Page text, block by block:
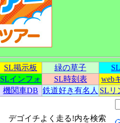
SL掲示板 緑の草子
SLインフォ SL時刻表
web
機関車DB 鉄道好き有名人 SLリ
デゴイチよく走る!内を検索